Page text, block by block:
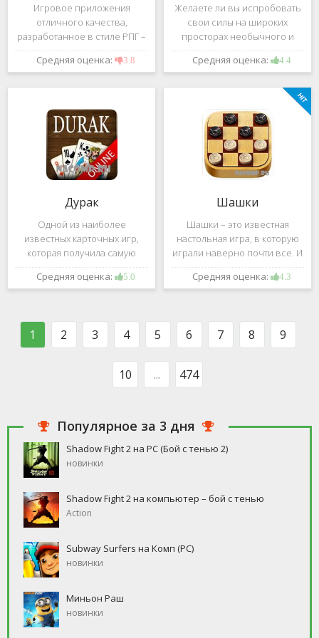
Игровое приложения
отличного качества,
разработанное в стиле РПГ –
это, конечно же, Dark
Avenger. В ней вы сможете
большое количество
проблем на свою
Средняя оценка: 3.8
Желаете ли вы испробовать
свои силы на широких
просторах необычного и
удивительного мира,
который наполнен
Если да, тогда вам к нам. Игра,
которую мы вам предложим
ниже и о
Средняя оценка: 4.4
Дурак
Одной из наиболее
известных карточных игр,
которая получила самую
большую известность среди
всех людей всех возрастных
такого человека, который бы
Средняя оценка: 5.0
Шашки
Шашки – это известная
настольная игра, в которую
играли наверно почти все. И
это не странно. Эта игра
имеет не сложные правила и
свободное время, но
Средняя оценка: 4.3
1 2 3 4 5 6 7 8 9
10 ... 474
Популярное за 3 дня
Shadow Fight 2 на PC (Бой с тенью 2)
новинки
Shadow Fight 2 на компьютер – бой с тенью
Action
Subway Surfers на Комп (PC)
новинки
Миньон Раш
новинки